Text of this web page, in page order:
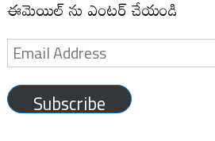
ఈమెయిల్ ను ఎంటర్ చేయండి
Email
Address
Subscribe